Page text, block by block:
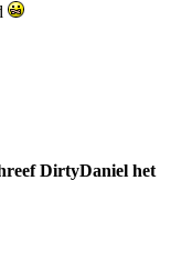
DirtyDaniel het